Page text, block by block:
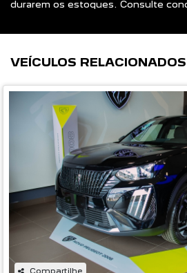
VEÍCULOS RELACIONADOS
Compartilhe
PEUGEOT
PEUGEOT 2008 1.0
CVT 4P